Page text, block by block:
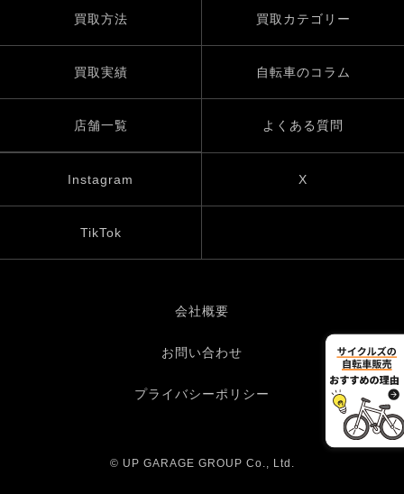
買取方法 買取カテゴリー
買取実績 自転車のコラム
店舗一覧 よくある質問
Instagram X
TikTok
会社概要
お問い合わせ
プライバシーポリシー
© UP GARAGE GROUP Co., Ltd.